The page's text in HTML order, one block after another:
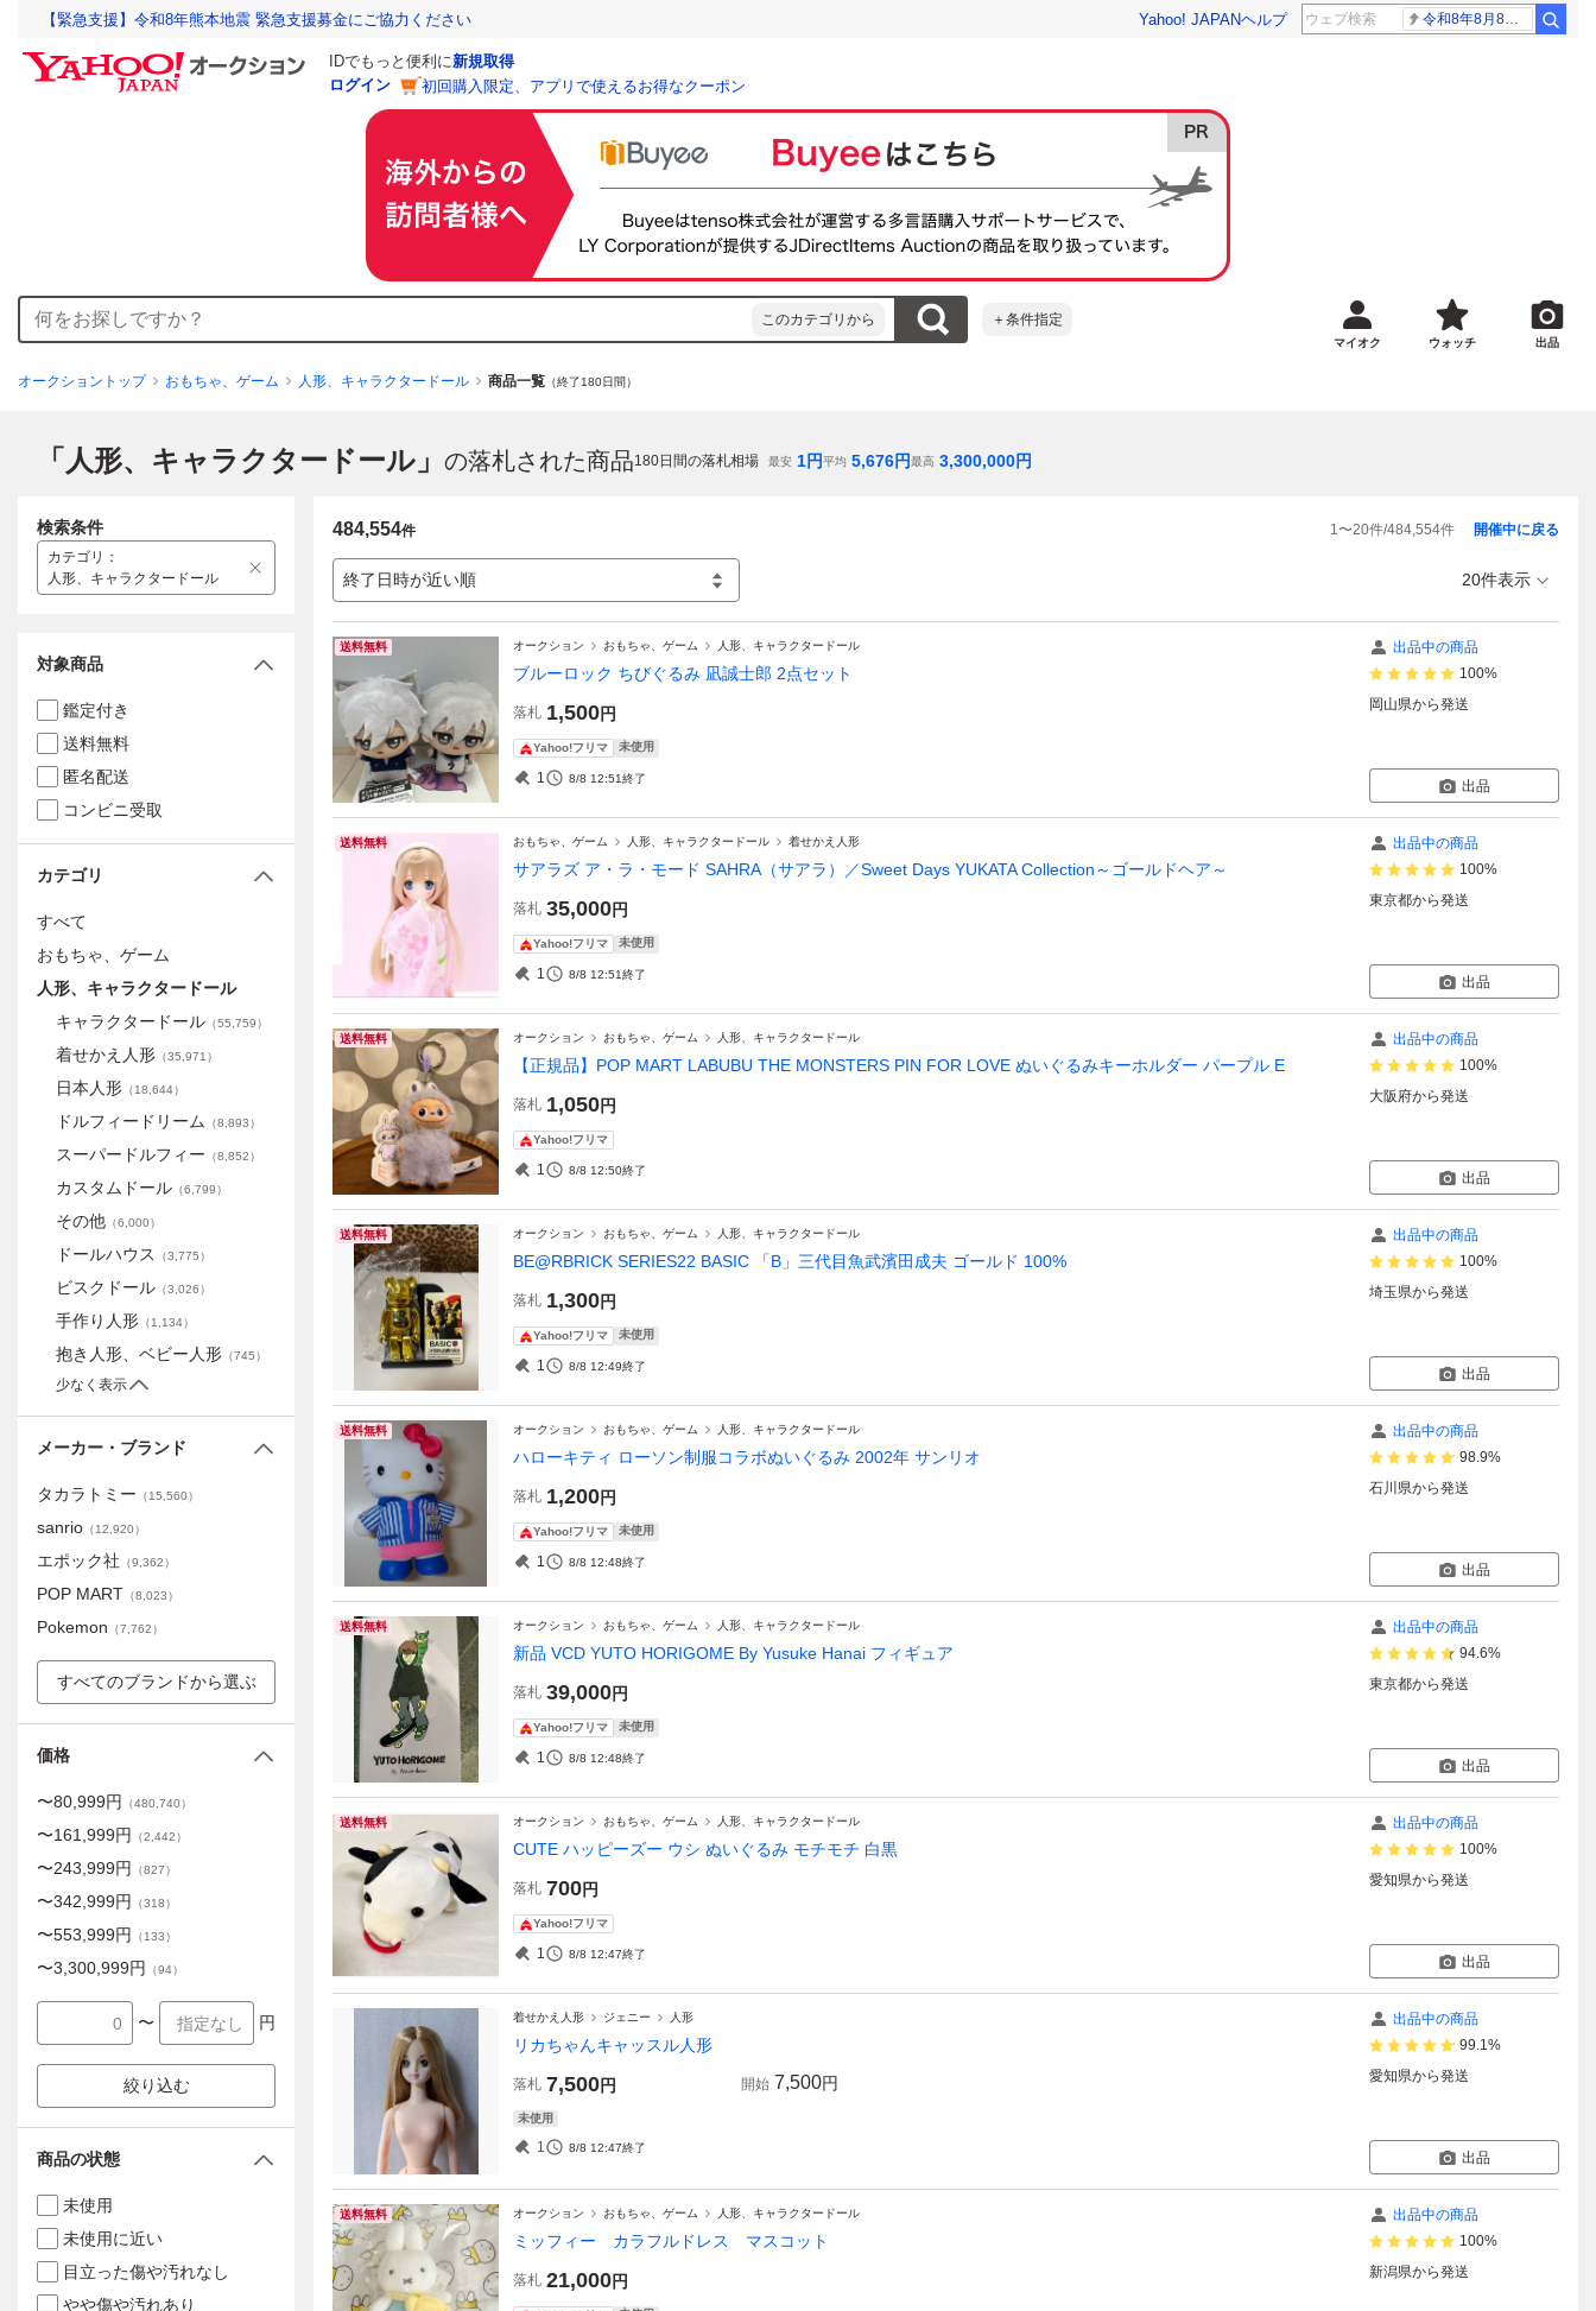
【緊急支援】令和8年熊本地震 緊急支援募金にご協力ください Yahoo! JAPANヘルプ 令和8年8月8日8時8分
IDでもっと便利に新規取得
ログイン
初回購入限定、アプリで使えるお得なクーポン
このカテゴリから ＋条件指定
マイオク ウォッチ 出品
オークショントップ おもちゃ、ゲーム 人形、キャラクタードール 商品一覧 （終了180日間）
「人形、キャラクタードール」 の落札された商品180日間の落札相場 最安 1円平均 5,676円最高 3,300,000円
484,554件 1〜20件/484,554件
終了日時が近い順
開催中に戻る
20件表示
送料無料 オークション おもちゃ、ゲーム 人形、キャラクタードール
ブルーロック ちびぐるみ 凪誠士郎 2点セット
落札 1,500円
Yahoo!フリマ 未使用
1 8/8 12:51終了
出品中の商品
100%
岡山県から発送
出品
送料無料 おもちゃ、ゲーム 人形、キャラクタードール 着せかえ人形
サアラズ ア・ラ・モード SAHRA（サアラ）／Sweet Days YUKATA Collection～ゴールドヘア～
落札 35,000円
Yahoo!フリマ 未使用
1 8/8 12:51終了
出品中の商品
100%
東京都から発送
出品
送料無料 オークション おもちゃ、ゲーム 人形、キャラクタードール
【正規品】POP MART LABUBU THE MONSTERS PIN FOR LOVE ぬいぐるみキーホルダー パープル E
落札 1,050円
Yahoo!フリマ
1 8/8 12:50終了
出品中の商品
100%
大阪府から発送
出品
送料無料 オークション おもちゃ、ゲーム 人形、キャラクタードール
BE@RBRICK SERIES22 BASIC 「B」三代目魚武濱田成夫 ゴールド 100%
落札 1,300円
Yahoo!フリマ 未使用
1 8/8 12:49終了
出品中の商品
100%
埼玉県から発送
出品
送料無料 オークション おもちゃ、ゲーム 人形、キャラクタードール
ハローキティ ローソン制服コラボぬいぐるみ 2002年 サンリオ
落札 1,200円
Yahoo!フリマ 未使用
1 8/8 12:48終了
出品中の商品
98.9%
石川県から発送
出品
送料無料 オークション おもちゃ、ゲーム 人形、キャラクタードール
新品 VCD YUTO HORIGOME By Yusuke Hanai フィギュア
落札 39,000円
Yahoo!フリマ 未使用
1 8/8 12:48終了
出品中の商品
94.6%
東京都から発送
出品
送料無料 オークション おもちゃ、ゲーム 人形、キャラクタードール
CUTE ハッピーズー ウシ ぬいぐるみ モチモチ 白黒
落札 700円
Yahoo!フリマ
1 8/8 12:47終了
出品中の商品
100%
愛知県から発送
出品
着せかえ人形 ジェニー 人形
リカちゃんキャッスル人形
落札 7,500円 開始 7,500円
未使用
1 8/8 12:47終了
出品中の商品
99.1%
愛知県から発送
出品
送料無料 オークション おもちゃ、ゲーム 人形、キャラクタードール
ミッフィー カラフルドレス マスコット
落札 21,000円
出品中の商品
100%
新潟県から発送
検索条件
カテゴリ ：
人形、キャラクタードール
対象商品
鑑定付き
送料無料
匿名配送
コンビニ受取
カテゴリ
すべて
おもちゃ、ゲーム
人形、キャラクタードール
キャラクタードール （55,759）
着せかえ人形 （35,971 ）
日本人形 （18,644）
ドルフィードリーム （8,893）
スーパードルフィー （8,852）
カスタムドール （6,799）
その他 （6,000）
ドールハウス （3,775）
ビスクドール （3,026）
手作り人形 （1,134）
抱き人形、ベビー人形 （745）
少なく表示
メーカー・ブランド
タカラトミー （15,560）
sanrio （12,920）
エポック社 （9,362）
POP MART （8,023）
Pokemon （7,762）
すべてのブランドから選ぶ
価格
〜80,999円 （480,740）
〜161,999円 （2,442）
〜243,999円 （827）
〜342,999円 （318）
〜553,999円 （133）
〜3,300,999円 （94）
〜 円
絞り込む
商品の状態
未使用
未使用に近い
目立った傷や汚れなし
やや傷や汚れあり